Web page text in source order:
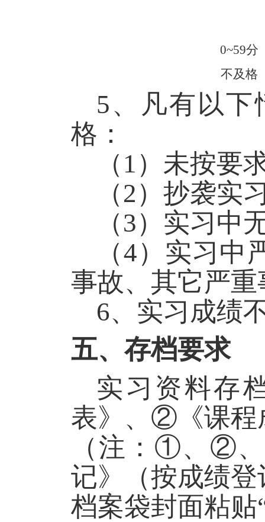
0~59分
不及格
5、凡有以下
格：
（ 1 ）未按要
（2 ）抄袭实
（3）实习中
（4）实习中
事故、其它严
6、实习成绩
五、存档要求
实习资料存
表》、 ② 《课
（注： ①、 ②
记》（按成绩
档案袋封面粘贴